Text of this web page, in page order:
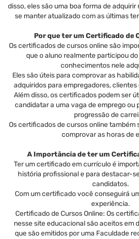
disso, eles são uma boa forma de
se manter atualizado com as últimas
Por que ter um Certificado de
Os certificados de cursos online são
que o aluno realmente participou
conhecimentos nele
Eles são úteis para comprovar as
adquiridos para empregadores,
Além disso, os certificados podem ser
candidatar a uma vaga de emprego ou
progressão de
Os certificados de cursos online também
comprovar as horas de
A Importância de ter um
Ter um certificado em currículo é
história profissional e para destacar-
candidatos.
Com um certificado você conseguirá
experiência.
Certificado de Cursos Online: Os
nesse site educacional são aceitos em
que são emitidos por uma Faculdade